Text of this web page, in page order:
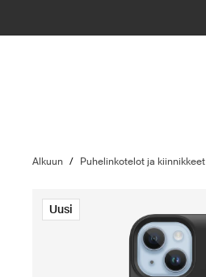
Alkuun / Puhelinkotelot ja kiinnikkeet
Uusi